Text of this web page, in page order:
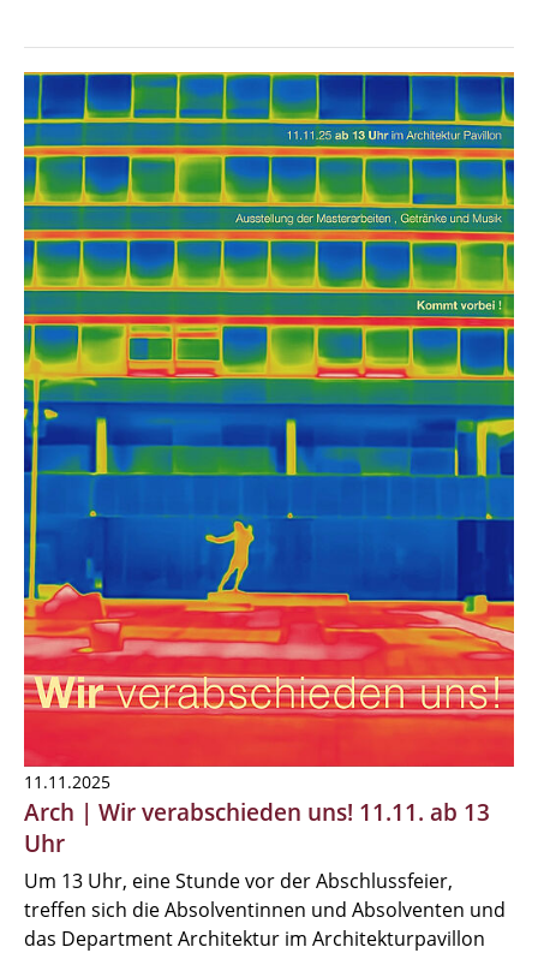
11.11.2025
Arch | Wir verabschieden uns! 11.11. ab 13
Uhr
Um 13 Uhr, eine Stunde vor der Abschlussfeier,
treffen sich die Absolventinnen und Absolventen und
das Department Architektur im Architekturpavillon